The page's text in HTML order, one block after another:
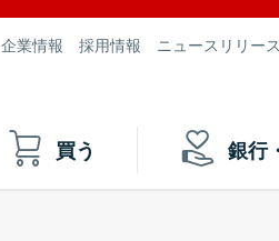
企業情報 採用情報 ニュースリリース
買う 銀行